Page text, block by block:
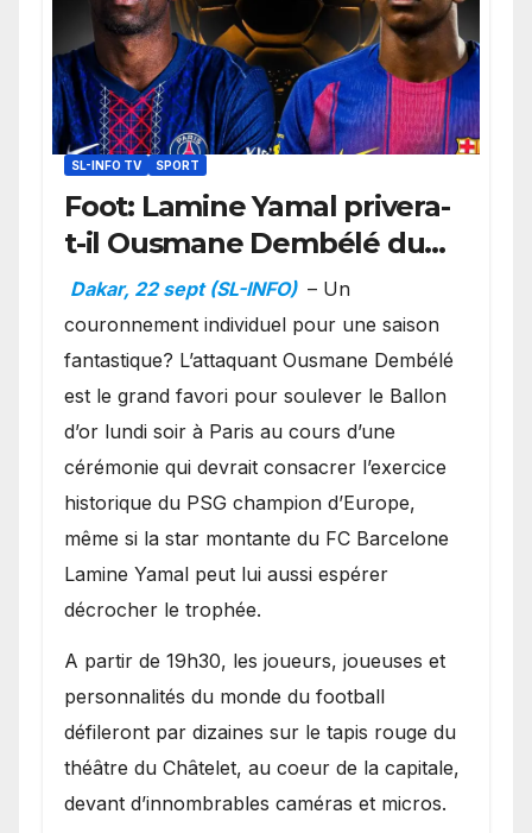
SL-INFO TV SPORT
Foot: Lamine Yamal privera-
t-il Ousmane Dembélé du
Ballon d’or ?
Dakar, 22 sept (SL-INFO) – Un
couronnement individuel pour une saison
fantastique? L’attaquant Ousmane Dembélé
est le grand favori pour soulever le Ballon
d’or lundi soir à Paris au cours d’une
cérémonie qui devrait consacrer l’exercice
historique du PSG champion d’Europe,
même si la star montante du FC Barcelone
Lamine Yamal peut lui aussi espérer
décrocher le trophée.
A partir de 19h30, les joueurs, joueuses et
personnalités du monde du football
défileront par dizaines sur le tapis rouge du
théâtre du Châtelet, au coeur de la capitale,
devant d’innombrables caméras et micros.